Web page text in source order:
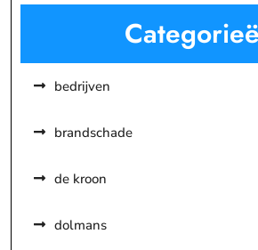
bedrijven
brandschade
de kroon
dolmans